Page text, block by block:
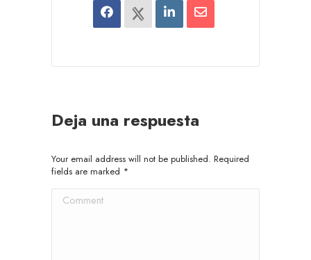
Deja una respuesta
Your email address will not be published. Required
fields are marked *
Comment